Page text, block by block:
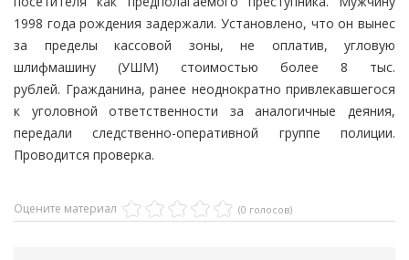
1998 года рождения задержали. Установлено, что он вынес
за пределы кассовой зоны, не оплатив, угловую
шлифмашину (УШМ) стоимостью более 8 тыс.
рублей. Гражданина, ранее неоднократно привлекавшегося
к уголовной ответственности за аналогичные деяния,
передали следственно-оперативной группе полиции.
Проводится проверка.
Оцените материал (0 голосов)